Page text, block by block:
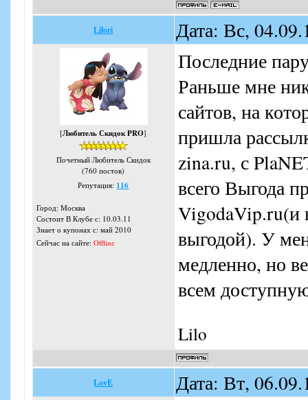
Lilori Дата: Вс,
[Любитель Скидок PRO]
Почетный Любитель Скидок
(760 постов)
Репутация: 116
Город: Москва
Состоит В Клубе с: 10.03.11
Знает о купонах с: май 2010
Сейчас на сайте: Offline
Последние
Раньше мне
сайтов, на
пришла
zina.ru, с
всего Выгода
VigodaVip.ru(и
выгодой). У
медленно, но
всем
Lilo
LovE Дата: Вт,